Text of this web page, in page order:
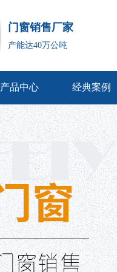
门窗销售厂家
产能达40万公吨
产品中心 经典案例